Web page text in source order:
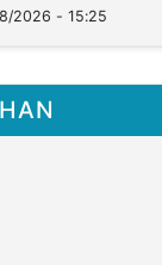
2026 - 15:25